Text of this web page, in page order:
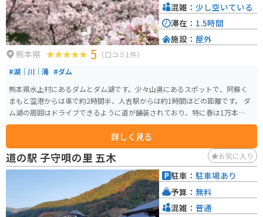
熊本県 5 （口コミ1件）
#湖｜川｜滝 #ダム
熊本県水上村にあるダムとダム湖です。少々山奥にあるスポットで、阿蘇く
まもと空港からは車で約2時間半、人吉駅からは約1時間ほどの距離です。 ダ
ム湖の周囲はドライブできるように道が舗装されており、特に春は1万本の桜
が咲き誇り、ドライブしながら景色の移り変わりを楽しむことができます。
また、広めの駐車場や道の駅もあるので、ランチがてら湖畔に座って楽しむ
こともでき、癒されたい人におすすめです。 途中、すれ違いがギリギリな箇
所があるので、大きめの車で行く人は注意が必要です。バイクなら特に問題
はありません。
詳しく見る
混雑： 少し空いている
滞在： 1.5時間
施設： 屋外
道の駅 子守唄の里 五木 お気に入り
駐車： 駐車場あり
予算： 無料
混雑： 普通